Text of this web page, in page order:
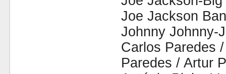
Joe Jackson
Johnny Johnny-
Carlos Paredes
Paredes / Artur